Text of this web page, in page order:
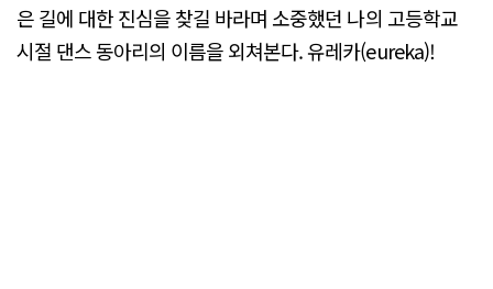
은 길에 대한 진심을 찾길 바라며 소중했던 나의 고등학교
시절 댄스 동아리의 이름을 외쳐본다. 유레카(eureka)!